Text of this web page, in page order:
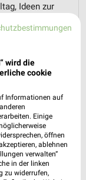
Ideen zur
App
der kostenlosen
wird die
cookie
Informationen auf
Einige
öffnen
ablehnen
verwalten“
in der linken
zu widerrufen,